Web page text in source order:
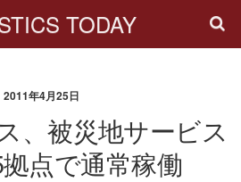
TODAY
2011年4月25日
、被災地サービス
点で通常稼働